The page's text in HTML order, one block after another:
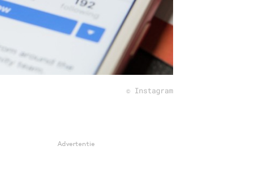
© Instagram
Advertentie